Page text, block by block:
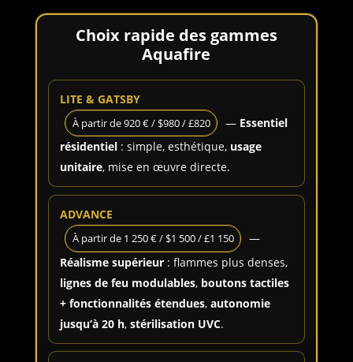
Choix rapide des gammes
Aquafire
LITE & GATSBY
À partir de 920 € / $980 / £820 — Essentiel
résidentiel : simple, esthétique, usage
unitaire, mise en œuvre directe.
ADVANCE
À partir de 1 250 € / $1 500 / £1 150
—
Réalisme supérieur : flammes plus denses,
lignes de feu modulables, boutons tactiles
+ fonctionnalités étendues,autonomie
jusqu’à 20 h,stérilisation UVC.